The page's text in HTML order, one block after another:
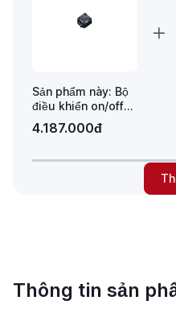
Sản phẩm này: Bộ
điều khiển on/off
LED Casambi 1 ngõ
ra 13A, 1 ngõ vào
CBU-RLVF-1P
4.187.000đ
Thông tin sản